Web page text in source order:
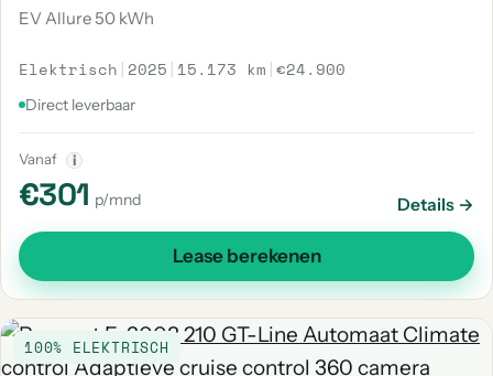
EV Allure 50 kWh
Elektrisch | 2025 | 15.173 km |€24.900
Direct leverbaar
Vanaf i
€301 p/mnd Details →
Lease berekenen
100% ELEKTRISCH